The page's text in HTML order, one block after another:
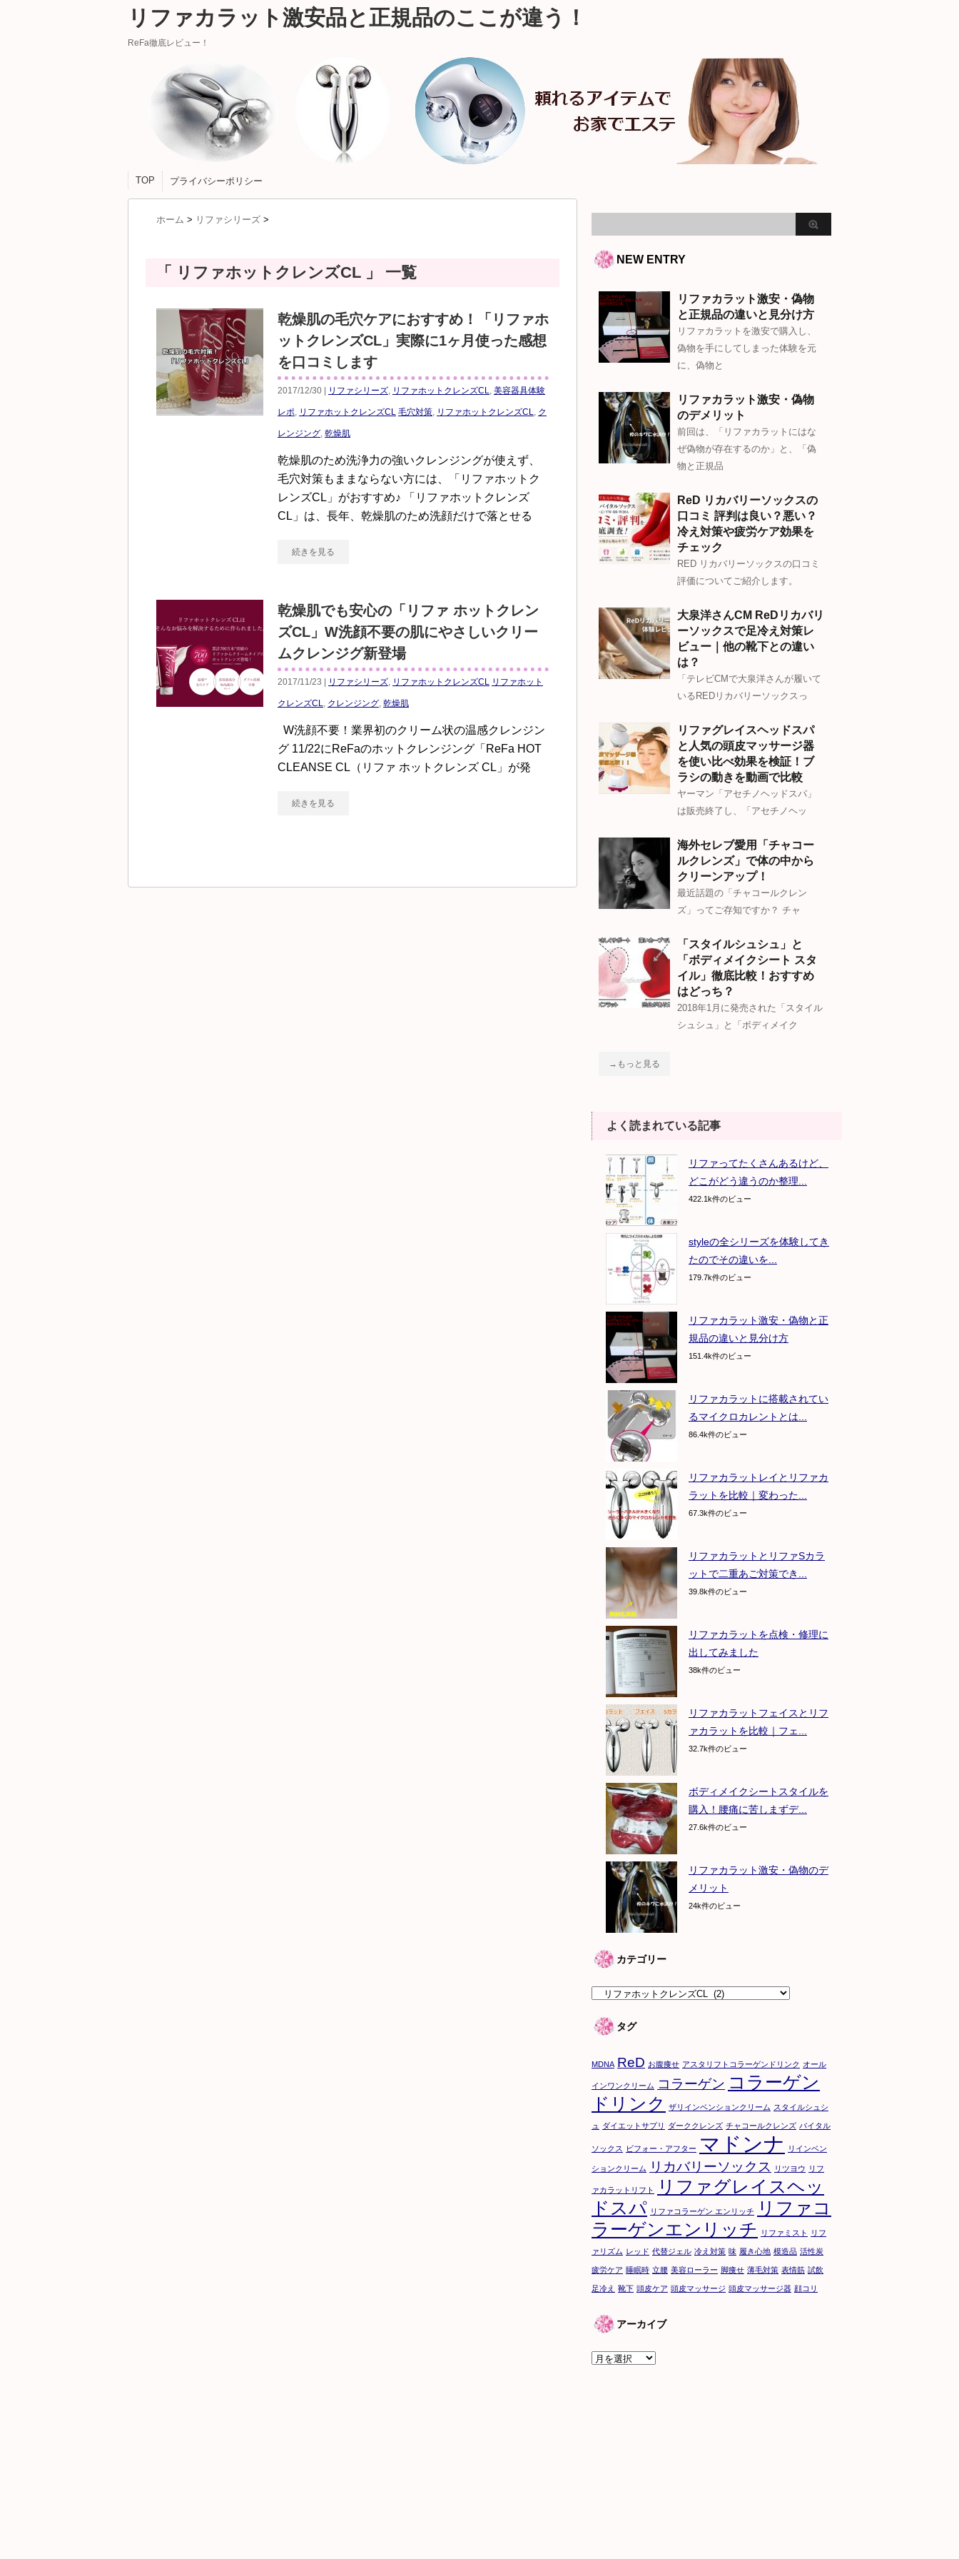
リファカラット激安品と正規品のここが違う！
ReFa徹底レビュー！
TOP プライバシーポリシー
ホーム > リファシリーズ >
「 リファホットクレンズCL 」 一覧
乾燥肌の毛穴ケアにおすすめ！「リファホ
ットクレンズCL」実際に1ヶ月使った感想
を口コミします
2017/12/30 | リファシリーズ, リファホットクレンズCL, 美容器具体験
レポ, リファホットクレンズCL 毛穴対策, リファホットクレンズCL, ク
レンジング, 乾燥肌
乾燥肌のため洗浄力の強いクレンジングが使えず、
毛穴対策もままならない方には、「リファホットク
レンズCL」がおすすめ♪ 「リファホットクレンズ
CL」は、長年、乾燥肌のため洗顔だけで落とせる
続きを見る
乾燥肌でも安心の「リファ ホットクレン
ズCL」W洗顔不要の肌にやさしいクリー
ムクレンジグ新登場
2017/11/23 | リファシリーズ, リファホットクレンズCL リファホット
クレンズCL, クレンジング, 乾燥肌
W洗顔不要！業界初のクリーム状の温感クレンジン
グ 11/22にReFaのホットクレンジング「ReFa HOT
CLEANSE CL（リファ ホットクレンズ CL」が発
続きを見る
NEW ENTRY
リファカラット激安・偽物
と正規品の違いと見分け方
リファカラットを激安で購入し、
偽物を手にしてしまった体験を元
に、偽物と
リファカラット激安・偽物
のデメリット
前回は、「リファカラットにはな
ぜ偽物が存在するのか」と、「偽
物と正規品
ReD リカバリーソックスの
口コミ 評判は良い？悪い？
冷え対策や疲労ケア効果を
チェック
RED リカバリーソックスの口コミ
評価についてご紹介します。
大泉洋さんCM ReDリカバリ
ーソックスで足冷え対策レ
ビュー｜他の靴下との違い
は？
「テレビCMで大泉洋さんが履いて
いるREDリカバリーソックスっ
リファグレイスヘッドスパ
と人気の頭皮マッサージ器
を使い比べ効果を検証！ブ
ラシの動きを動画で比較
ヤーマン「アセチノヘッドスパ」
は販売終了し、「アセチノヘッ
海外セレブ愛用「チャコー
ルクレンズ」で体の中から
クリーンアップ！
最近話題の「チャコールクレン
ズ」ってご存知ですか？ チャ
「スタイルシュシュ」と
「ボディメイクシート スタ
イル」徹底比較！おすすめ
はどっち？
2018年1月に発売された「スタイル
シュシュ」と「ボディメイク
→もっと見る
よく読まれている記事
リファってたくさんあるけど、
どこがどう違うのか整理...
422.1k件のビュー
styleの全シリーズを体験してき
たのでその違いを...
179.7k件のビュー
リファカラット激安・偽物と正
規品の違いと見分け方
151.4k件のビュー
リファカラットに搭載されてい
るマイクロカレントとは...
86.4k件のビュー
リファカラットレイとリファカ
ラットを比較｜変わった...
67.3k件のビュー
リファカラットとリファSカラ
ットで二重あご対策でき...
39.8k件のビュー
リファカラットを点検・修理に
出してみました
38k件のビュー
リファカラットフェイスとリフ
ァカラットを比較｜フェ...
32.7k件のビュー
ボディメイクシートスタイルを
購入！腰痛に苦しまずデ...
27.6k件のビュー
リファカラット激安・偽物のデ
メリット
24k件のビュー
カテゴリー
ゴ
ー
タグ
MDNA ReD お腹痩せ アスタリフトコラーゲンドリンク オール
インワンクリーム コラーゲン コラーゲン
ドリンク
ザリインベンションクリーム スタイルシュシ
ュ ダイエットサプリ ダーククレンズ チャコールクレンズ バイタル
ソックス ビフォー・アフター マドンナ リインベン
ションクリーム リカバリーソックス リツヨウ リフ
ァカラットリフト
リファグレイスヘッ
ドスパ リファコラーゲン エンリッチ
リファコ
ラーゲンエンリッチ
リファミスト リフ
ァリズム レッド 代替ジェル 冷え対策 味 履き心地 模造品 活性炭
疲労ケア 睡眠時 立腰 美容ローラー 脚痩せ 薄毛対策 表情筋 試飲
足冷え 靴下 頭皮ケア 頭皮マッサージ 頭皮マッサージ器 顔コリ
アーカイブ
ア